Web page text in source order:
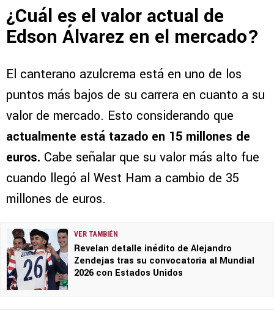
¿Cuál es el valor actual de
Edson Álvarez en el mercado?
El canterano azulcrema está en uno de los
puntos más bajos de su carrera en cuanto a su
valor de mercado. Esto considerando que
actualmente está tazado en 15 millones de
euros. Cabe señalar que su valor más alto fue
cuando llegó al West Ham a cambio de 35
millones de euros.
VER TAMBIÉN
Revelan detalle inédito de Alejandro
Zendejas tras su convocatoria al Mundial
2026 con Estados Unidos